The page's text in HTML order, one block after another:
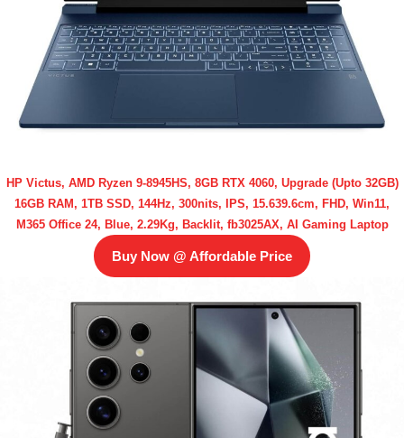
HP Victus, AMD Ryzen 9-8945HS, 8GB RTX 4060, Upgrade (Upto 32GB)
16GB RAM, 1TB SSD, 144Hz, 300nits, IPS, 15.639.6cm, FHD, Win11,
M365 Office 24, Blue, 2.29Kg, Backlit, fb3025AX, AI Gaming Laptop
Buy Now @ Affordable Price